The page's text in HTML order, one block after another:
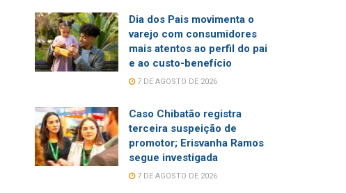
Dia dos Pais movimenta o
varejo com consumidores
mais atentos ao perfil do pai
e ao custo-benefício
7 DE AGOSTO DE 2026
Caso Chibatão registra
terceira suspeição de
promotor; Erisvanha Ramos
segue investigada
7 DE AGOSTO DE 2026